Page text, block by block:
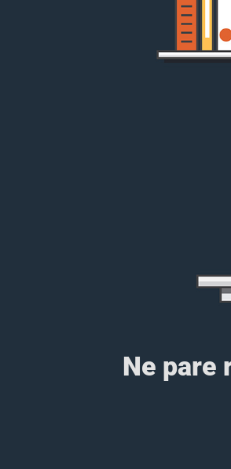
Ne pare